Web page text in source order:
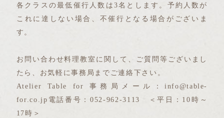
各クラスの最低催行人数は3名とします。予約人数が
これに達しない場合、不催行となる場合がございま
す。
お問い合わせ料理教室に関して、ご質問等ございまし
たら、お気軽に事務局までご連絡下さい。
Atelier Table for 事務局メール：info@table-
for.co.jp電話番号：052-962-3113 ＜平日：10時～
17時＞